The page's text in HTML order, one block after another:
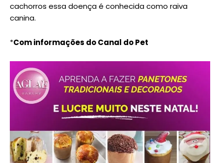
cachorros essa doença é conhecida como raiva
canina.
*Com informações do Canal do Pet